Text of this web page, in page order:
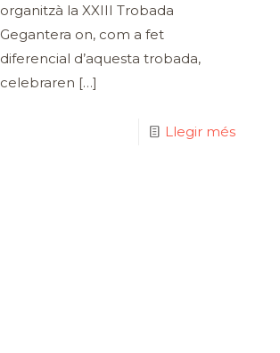
organitzà la XXIII Trobada
Gegantera on, com a fet
diferencial d’aquesta trobada,
celebraren […]
Llegir més